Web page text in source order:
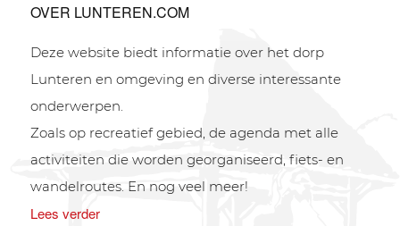
OVER LUNTEREN.COM
Deze website biedt informatie over het dorp
Lunteren en omgeving en diverse interessante
onderwerpen.
Zoals op recreatief gebied, de agenda met alle
activiteiten die worden georganiseerd, fiets- en
wandelroutes. En nog veel meer!
Lees verder